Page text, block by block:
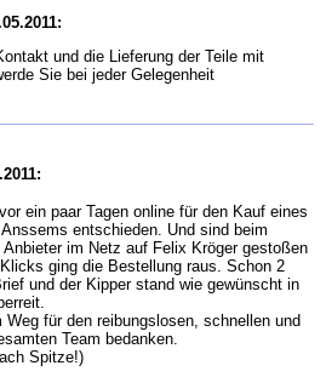
und die Lieferung der Teile mit
Sie bei jeder Gelegenheit
ein paar Tagen online für den Kauf eines
entschieden. Und sind beim
im Netz auf Felix Kröger gestoßen
ging die Bestellung raus. Schon 2
und der Kipper stand wie gewünscht in
für den reibungslosen, schnellen und
Team bedanken.
Spitze!)